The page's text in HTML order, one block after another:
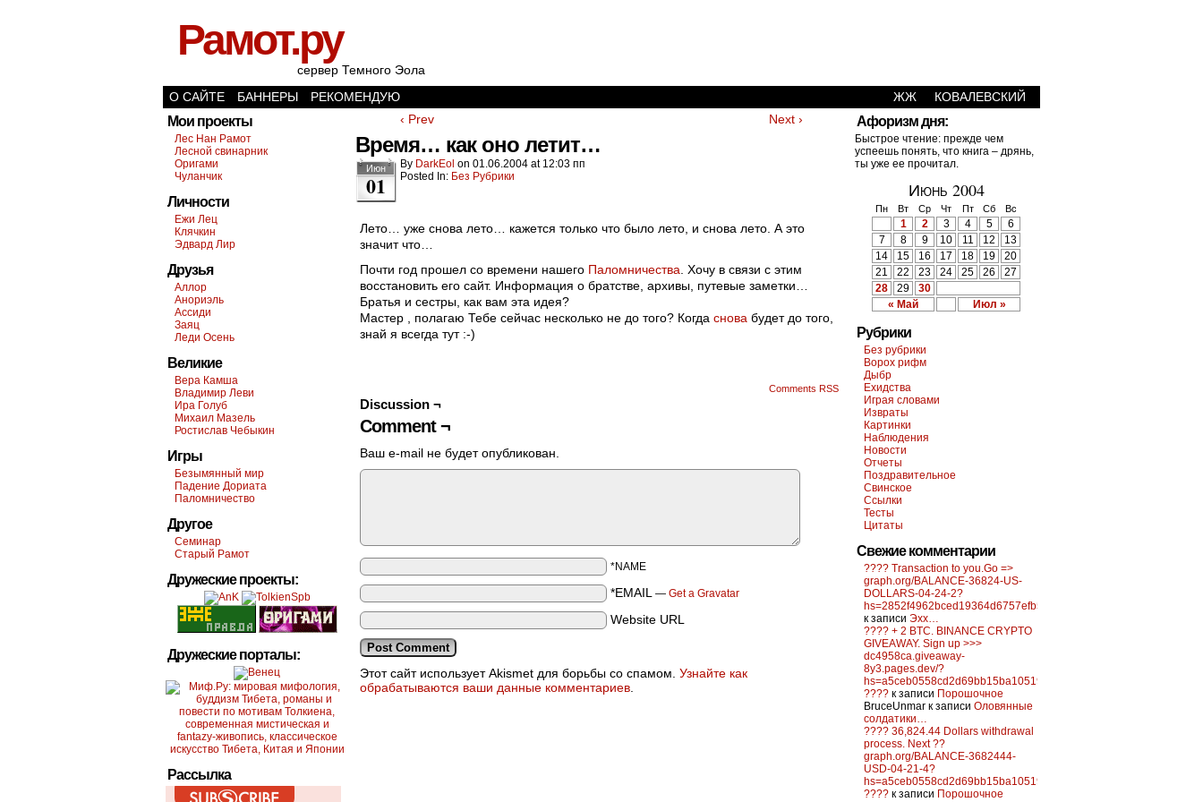
Рамот.ру
сервер Темного Эола
О САЙТЕ
БАННЕРЫ РЕКОМЕНДУЮ ЖЖ КОВАЛЕВСКИЙ
Мои проекты
Лес Нан Рамот
Лесной свинарник
Оригами
Чуланчик
Личности
Ежи Лец
Клячкин
Эдвард Лир
Друзья
Аллор
Анориэль
Ассиди
Заяц
Леди Осень
Великие
Вера Камша
Владимир Леви
Ира Голуб
Михаил Мазель
Ростислав Чебыкин
Игры
Безымянный мир
Падение Дориата
Паломничество
Другое
Семинар
Старый Рамот
Дружеские проекты:
Дружеские порталы:
Рассылка
‹ Prev Next ›
Время… как оно летит…
Июн
01
By DarkEol on 01.06.2004 at 12:03 пп
Posted In: Без Рубрики
Лето… уже снова лето… кажется только что было лето, и снова лето. А это
значит что…
Почти год прошел со времени нашего Паломничества . Хочу в связи с этим
восстановить его сайт. Информация о братстве, архивы, путевые заметки…
Братья и сестры, как вам эта идея?
Мастер
, полагаю Тебе сейчас несколько не до того? Когда снова будет до того,
знай я всегда тут :-)
Comments RSS
Discussion ¬
Comment ¬
Ваш e-mail не будет опубликован.
*NAME
*EMAIL — Get a Gravatar
Website URL
Этот сайт использует Akismet для борьбы со спамом. Узнайте как
обрабатываются ваши данные комментариев
Афоризм дня:
Быстрое чтение: прежде чем
успеешь понять, что книга – дрянь,
ты уже ее прочитал.
Июнь 2004
Пн Вт Ср Чт Пт Сб Вс
« Май Июл »
1 2 3 4 5
6
7
8 9 10 11 12
13
14
15 16 17 18 19
20
21
22 23 24 25 26
27
28
29 30
Рубрики
Без рубрики
Ворох рифм
Дыбр
Ехидства
Играя словами
Извраты
Картинки
Наблюдения
Новости
Отчеты
Поздравительное
Свинское
Ссылки
Тесты
Цитаты
Свежие комментарии
???? Transaction to you.Go =>
graph.org/BALANCE-36824-US-
DOLLARS-04-24-2?
hs=2852f4962bced19364d6757efb5f6a84&
к записи Эхх…
???? + 2 BTC. BINANCE CRYPTO
GIVEAWAY. Sign up >>>
dc4958ca.giveaway-
8y3.pages.dev/?
hs=a5ceb0558cd2d69bb15ba10519f0d6c2&
???? к записи Порошочное
BruceUnmar к записи Оловянные
солдатики…
???? 36,824.44 Dollars withdrawal
process. Next ??
graph.org/BALANCE-3682444-
USD-04-21-4?
hs=a5ceb0558cd2d69bb15ba10519f0d6c2&
???? к записи Порошочное